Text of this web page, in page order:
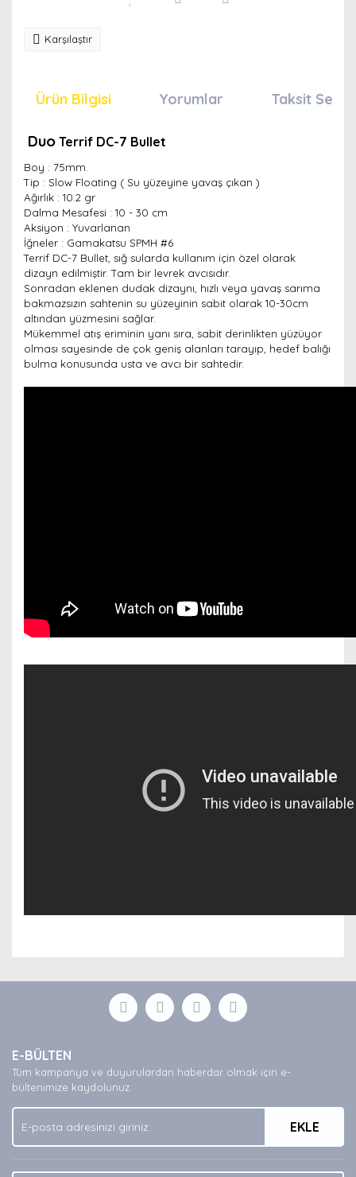
Karşılaştır
Ürün Bilgisi Yorumlar Taksit
Duo Terrif DC-7 Bullet
Boy : 75mm.
Tip : Slow Floating ( Su yüzeyine yavaş çıkan )
Ağırlık : 10.2 gr
Dalma Mesafesi : 10 - 30 cm
Aksiyon : Yuvarlanan
İğneler : Gamakatsu SPMH #6
Terrif DC-7 Bullet, sığ sularda kullanım için özel olarak
dizayn edilmiştir. Tam bir levrek avcısıdır.
Sonradan eklenen dudak dizaynı, hızlı veya yavaş sarıma
bakmazsızın sahtenin su yüzeyinin sabit olarak 10-30cm
altından yüzmesini sağlar.
Mükemmel atış eriminin yanı sıra, sabit derinlikten yüzüyor
olması sayesinde de çok geniş alanları tarayıp, hedef balığı
bulma konusunda usta ve avcı bir sahtedir.
Yorum Yaz
formunu kullanarak tarafımıza iletebilirsiniz.
Görüş ve önerileriniz için teşekkür ederiz.
Ürün açıklamasında eksik bilgiler bulunuyor.
Ürün bilgilerinde hatalar bulunuyor.
Ürün fiyatı diğer sitelerden daha pahalı.
Bu ürüne benzer farklı alternatifler olmalı.
E-BÜLTEN
Tüm kampanya ve duyurulardan haberdar olmak için e-
bültenimize kaydolunuz.
EKLE